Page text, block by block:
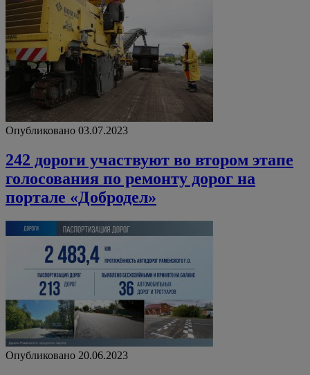
Опубликовано 03.07.2023
242 дороги участвуют во втором этапе
голосования по ремонту дорог на
портале «Добродел»
Опубликовано 20.06.2023